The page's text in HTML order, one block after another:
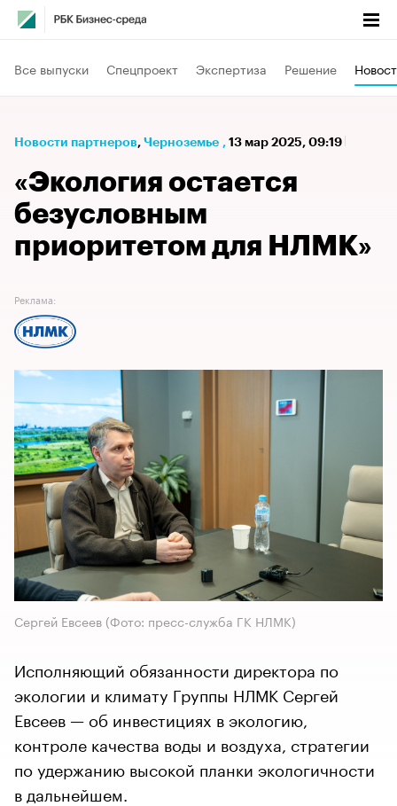
Все выпуски Спецпроект Экспертиза Решение
Новости партнеров⁠, Черноземье , 13 мар 2025, 09:19
«Экология остается
безусловным
приоритетом для НЛМК»
Реклама:
Сергей Евсеев (Фото: пресс-служба ГК НЛМК)
Исполняющий обязанности директора по
экологии и климату Группы НЛМК Сергей
Евсеев — об инвестициях в экологию,
контроле качества воды и воздуха, стратегии
по удержанию высокой планки экологичности
в дальнейшем.